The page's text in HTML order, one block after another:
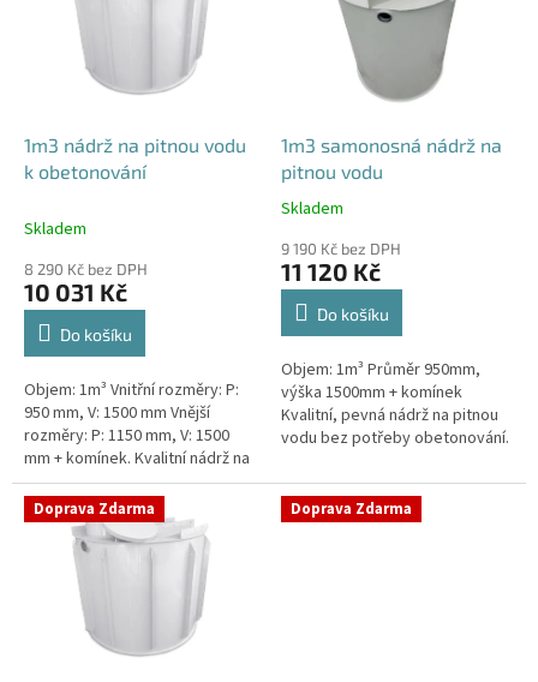
1m3 nádrž na pitnou vodu
k obetonování
Skladem
8 290 Kč bez DPH
10 031 Kč
Do košíku
Objem: 1m³ Vnitřní rozměry: P:
950 mm, V: 1500 mm Vnější
rozměry: P: 1150 mm, V: 1500
mm + komínek. Kvalitní nádrž na
pitnou vodu pod parkovací
stání. Průměr a umístění všech...
1m3 samonosná nádrž na
pitnou vodu
Průměrné
produktu
je
5,0
hvězdiček.
Skladem
9 190 Kč bez DPH
11 120 Kč
Do košíku
Objem: 1m³ Průměr 950mm,
výška 1500mm + komínek
Kvalitní, pevná nádrž na pitnou
vodu bez potřeby obetonování.
prostupů pro potrubí a hadice
specifikujte...
Doprava Zdarma Doprava Zdarma